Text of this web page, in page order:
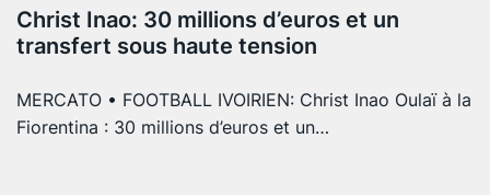
Christ Inao: 30 millions d’euros et un
transfert sous haute tension
MERCATO • FOOTBALL IVOIRIEN: Christ Inao Oulaï à la
Fiorentina : 30 millions d’euros et un…